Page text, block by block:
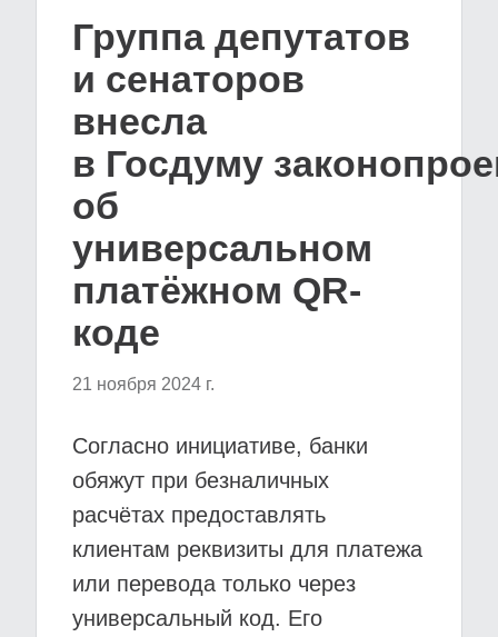
Группа депутатов
и сенаторов
внесла
в Госдуму
об
универсальном
платёжном QR-
коде
21 ноября 2024 г.
Согласно инициативе, банки
обяжут при безналичных
расчётах предоставлять
клиентам реквизиты для платежа
или перевода только через
универсальный код. Его